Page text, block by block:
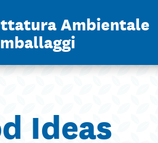
Ambientale
Ideas